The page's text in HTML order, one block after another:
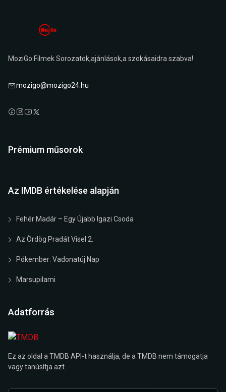
MoziGo:Filmek Sorozatok,ajánlások,a szokásaidra szabva!
mozigo@mozigo24.hu
Prémium műsorok
Az IMDB értékelése alapján
Fehér Madár – Egy Újabb Igazi Csoda
Az Ördög Pradát Visel 2.
Pókember: Vadonatúj Nap
Marsupilami
Adatforrás
Ez az oldal a TMDB API-t használja, de a TMDB nem támogatja
vagy tanúsítja azt.